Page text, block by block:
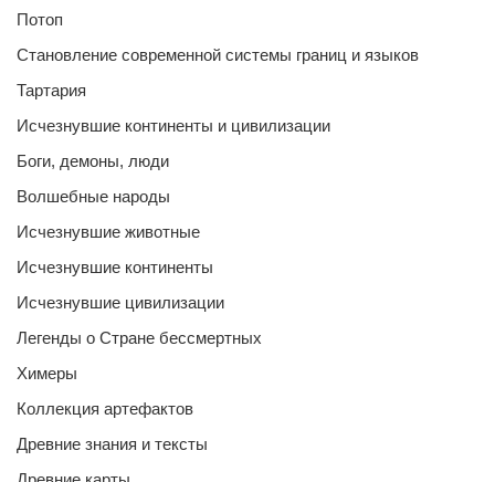
Потоп
Становление современной системы границ и языков
Тартария
Исчезнувшие континенты и цивилизации
Боги, демоны, люди
Волшебные народы
Исчезнувшие животные
Исчезнувшие континенты
Исчезнувшие цивилизации
Легенды о Стране бессмертных
Химеры
Коллекция артефактов
Древние знания и тексты